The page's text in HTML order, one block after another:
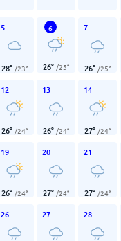
5
28° /23°
6
26° /25°
7
26° /25°
12
26° /24°
13
26° /24°
14
27° /24°
19
26° /24°
20
27° /24°
21
27° /24°
26 27 28